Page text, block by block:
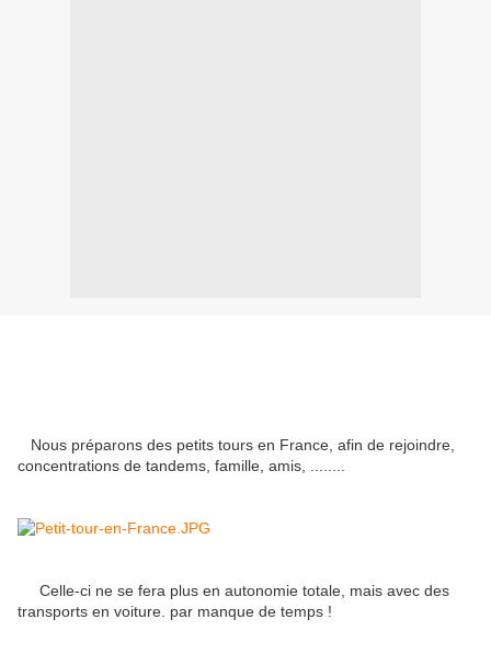
Nous préparons des petits tours en France, afin de rejoindre,
concentrations de tandems, famille, amis, ........
Celle-ci ne se fera plus en autonomie totale, mais avec des
transports en voiture. par manque de temps !